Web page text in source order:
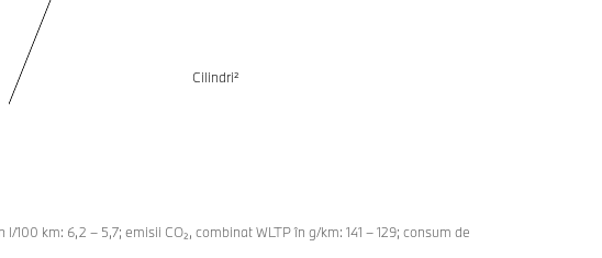
Cilindri²
km: 6,2 – 5,7; emisii CO₂, combinat WLTP în g/km: 141 – 129; consum de